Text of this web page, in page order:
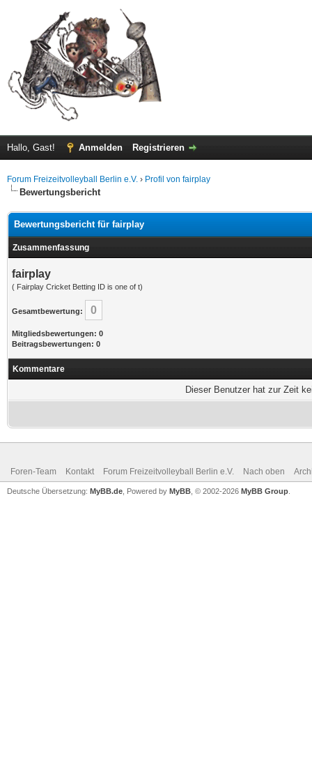
Hallo, Gast! Anmelden Registrieren
Forum Freizeitvolleyball Berlin e.V. › Profil von fairplay
Bewertungsbericht
Bewertungsbericht für fairplay
Zusammenfassung
fairplay
( Fairplay Cricket Betting ID is one of t)
Gesamtbewertung: 0
Mitgliedsbewertungen: 0
Beitragsbewertungen: 0
Kommentare
Dieser Benutzer hat zur Zeit
Foren-Team Kontakt Forum Freizeitvolleyball Berlin e.V. Nach oben
Deutsche Übersetzung: MyBB.de , Powered by MyBB , © 2002-2026 MyBB Group